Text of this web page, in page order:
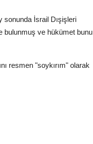
sonunda İsrail Dışişleri
bulunmuş ve hükümet bunu
resmen "soykırım" olarak